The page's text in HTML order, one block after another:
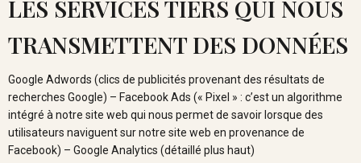
LES SERVICES TIERS QUI NOUS
TRANSMETTENT DES DONNÉES
Google Adwords (clics de publicités provenant des résultats de
recherches Google) – Facebook Ads (« Pixel » : c’est un algorithme
intégré à notre site web qui nous permet de savoir lorsque des
utilisateurs naviguent sur notre site web en provenance de
Facebook) – Google Analytics (détaillé plus haut)